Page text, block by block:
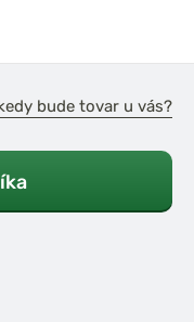
bude tovar u vás?